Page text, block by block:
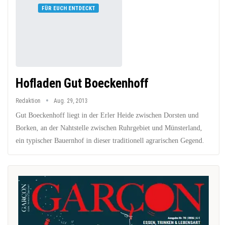
FÜR EUCH ENTDECKT
Hofladen Gut Boeckenhoff
Redaktion Aug. 29, 2013
Gut Boeckenhoff liegt in der Erler Heide zwischen Dorsten und
Borken, an der Nahtstelle zwischen Ruhrgebiet und Münsterland,
ein typischer Bauernhof in dieser traditionell agrarischen Gegend.